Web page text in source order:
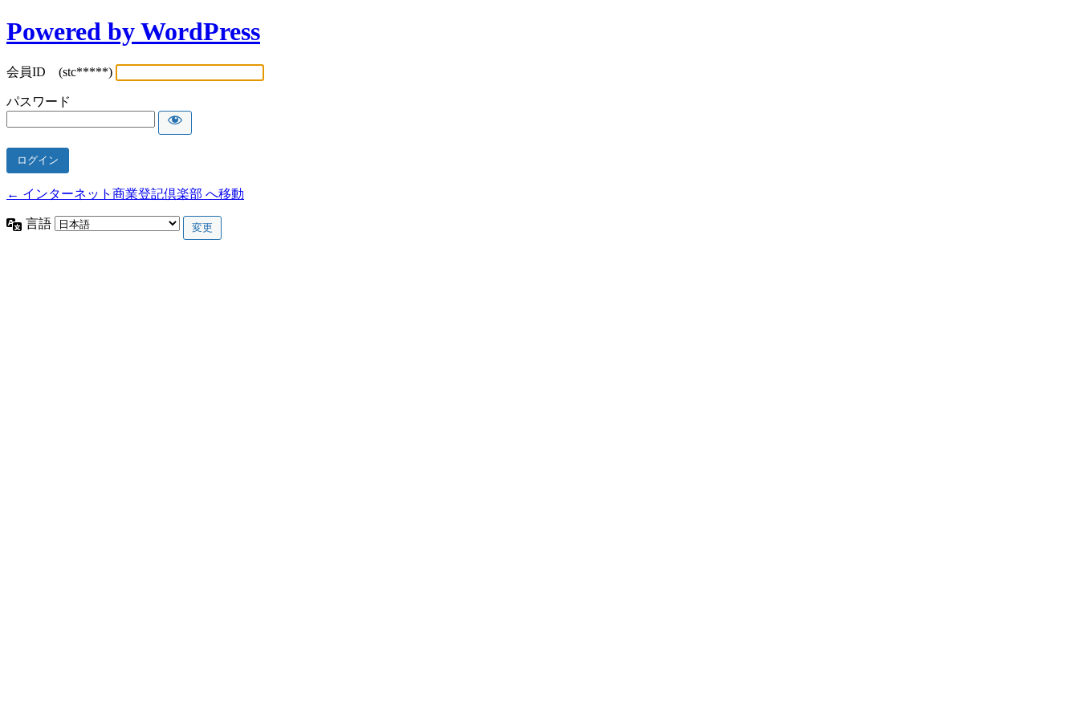
Powered by WordPress
会員ID (stc*****)
パスワード
← インターネット商業登記倶楽部 へ移動
言語